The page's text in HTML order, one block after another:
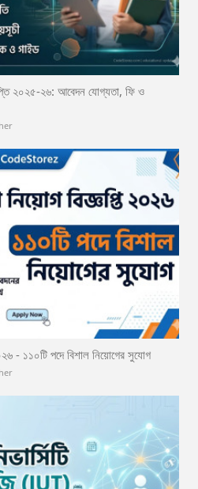
২০২৫-২৬: আবেদন যোগ্যতা, ফি ও
- ১১০টি পদে বিশাল নিয়োগের সুযোগ